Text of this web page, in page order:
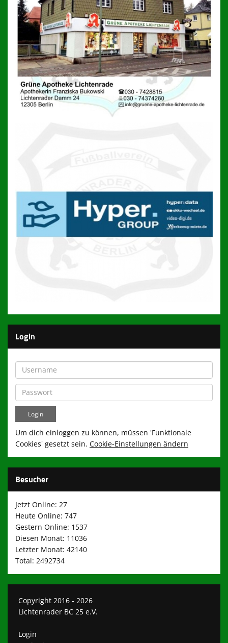
Login
Um dich einloggen zu können, müssen 'Funktionale
Cookies' gesetzt sein. Cookie-Einstellungen ändern
Besucher
Jetzt Online: 27
Heute Online: 747
Gestern Online: 1537
Diesen Monat: 11036
Letzter Monat: 42140
Total: 2492734
Copyright 2016 - 2026
Lichtenrader BC 25 e.V.
Login